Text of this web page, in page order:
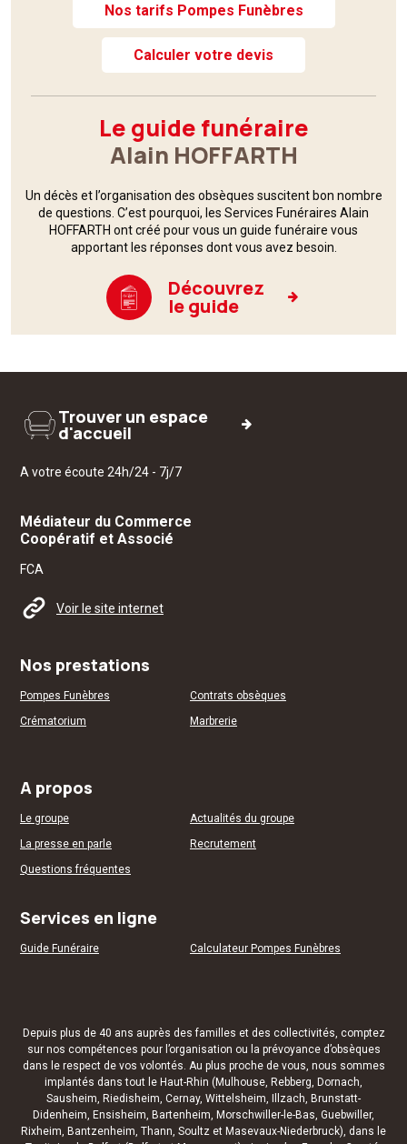
Nos tarifs Pompes Funèbres
Calculer votre devis
Le guide funéraire
Alain HOFFARTH
Un décès et l’organisation des obsèques suscitent bon nombre
de questions. C’est pourquoi, les Services Funéraires Alain
HOFFARTH ont créé pour vous un guide funéraire vous
apportant les réponses dont vous avez besoin.
Découvrez
le guide
Trouver un espace
d'accueil
A votre écoute 24h/24 - 7j/7
Médiateur du Commerce
Coopératif et Associé
FCA
Voir le site internet
Nos prestations
Pompes Funèbres
Contrats obsèques
Crématorium
Marbrerie
A propos
Le groupe
Actualités du groupe
La presse en parle
Recrutement
Questions fréquentes
Services en ligne
Guide Funéraire Calculateur Pompes Funèbres
Depuis plus de 40 ans auprès des familles et des collectivités, comptez
sur nos compétences pour l’organisation ou la prévoyance d’obsèques
dans le respect de vos volontés. Au plus proche de vous, nous sommes
implantés dans tout le Haut-Rhin ( Mulhouse, Rebberg, Dornach,
Sausheim, Riedisheim, Cernay, Wittelsheim, Illzach, Brunstatt-
Didenheim, Ensisheim, Bartenheim, Morschwiller-le-Bas, Guebwiller,
Rixheim, Bantzenheim, Thann, Soultz et Masevaux-Niederbruck), dans le